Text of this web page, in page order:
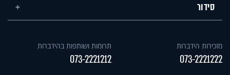
סידור
מזכירות הידברות
073-2221222
תרומות ושותפות בהידברות
073-2221212